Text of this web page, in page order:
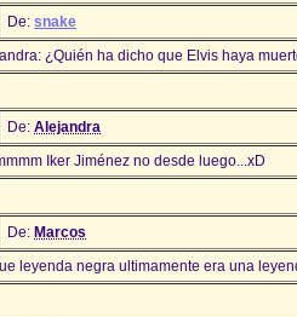
De: snake
¿Quién ha dicho que Elvis haya
De: Alejandra
Iker Jiménez no desde luego...xD
De: Marcos
leyenda negra ultimamente era una